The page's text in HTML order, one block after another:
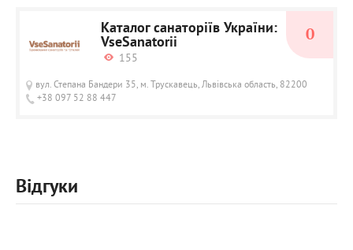
Каталог санаторіїв України:
VseSanatorii
155
вул. Степана Бандери 35, м. Трускавець, Львівська область, 82200
+38 097 52 88 447
0
Відгуки